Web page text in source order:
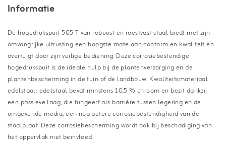
Informatie
De hogedrukspuit 505 T van robuust en roestvast staal biedt met zijn
omvangrijke uitrusting een hoogste mate aan conform en kwaliteit en
overtuigt door zijn veilige bediening. Deze corrosiebestendige
hogedrukspuit is de ideale hulp bij de plantenverzorging en de
plantenbescherming in de tuin of de landbouw. Kwaliteitsmateriaal
edelstaal: edelstaal bevat minstens 10,5 % chroom en bezit dankzij
een passieve laag, die fungeert als barrière tussen legering en de
omgevende media, een nog betere corrosiebestendigheid van de
staalplaat. Deze corrosiebescherming wordt ook bij beschadiging van
het oppervlak niet beïnvloed.